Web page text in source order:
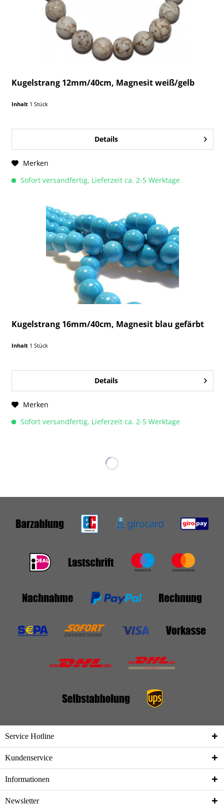
Kugelstrang 12mm/40cm, Magnesit weiß/gelb
Inhalt 1 Stück
Details
Merken
Sofort versandfertig, Lieferzeit ca. 2-5 Werktage
Kugelstrang 16mm/40cm, Magnesit blau gefärbt
Inhalt 1 Stück
Details
Merken
Sofort versandfertig, Lieferzeit ca. 2-5 Werktage
Service Hotline
Kundenservice
Informationen
Newsletter